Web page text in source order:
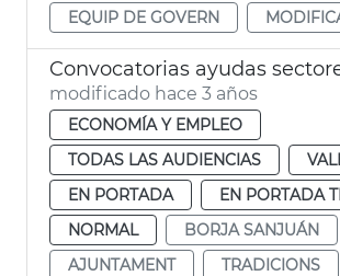
EQUIP DE GOVERN
modificado hace 3 años
ECONOMÍA Y EMPLEO
TODAS LAS AUDIENCIAS
EN PORTADA
EN PORTADA
NORMAL
BORJA SANJUÁN
AJUNTAMENT
TRADICIONS